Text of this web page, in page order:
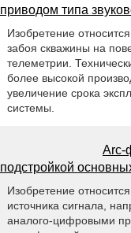
приводом типа
Изобретение
забоя скважины на
телеметрии.
более высокой
увеличение срока
системы.
Arc-
подстройкой
Изобретение
источника сигнала,
аналого-цифровыми